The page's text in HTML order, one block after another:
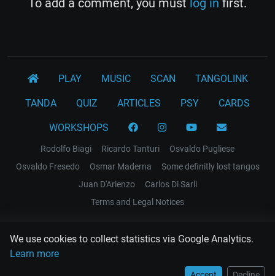
We use cookies to collect statistics via Google Analytics.
Learn more
To add a comment, you must log in first.
PLAY MUSIC SCAN TANGOLINK
TANDA QUIZ ARTICLES PSY CARDS
WORKSHOPS
Rodolfo Biagi Ricardo Tanturi
Osvaldo Pugliese
Osvaldo Fresedo
Osmar Maderna
Some definitly lost tangos
Juan D'Arienzo
Carlos Di Sarli
Terms and Legal Notices
EL RECODO TANGO